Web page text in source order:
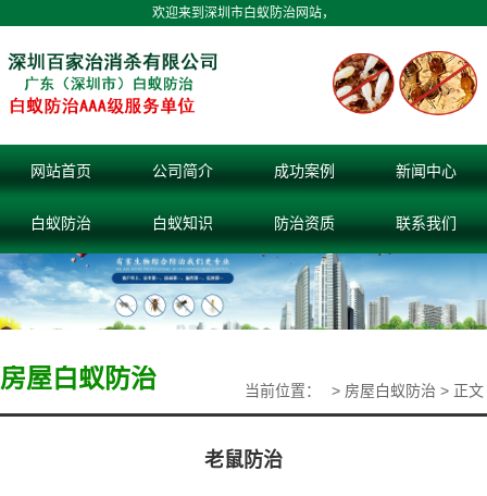
欢迎来到深圳市白蚁防治网站，
网站首页 公司简介 成功案例 新闻中心
白蚁防治 白蚁知识 防治资质 联系我们
房屋白蚁防治 当前位置： > 房屋白蚁防治 > 正文
老鼠防治